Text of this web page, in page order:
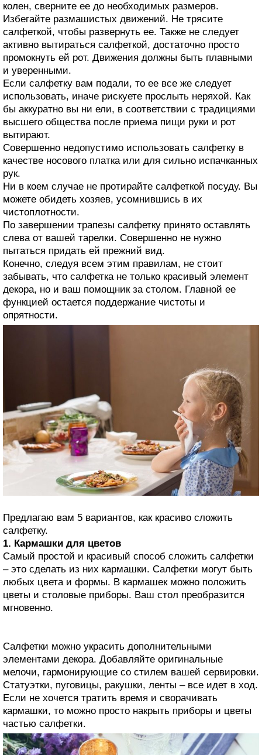
колен, сверните ее до необходимых размеров.
Избегайте размашистых движений. Не трясите
салфеткой, чтобы развернуть ее. Также не следует
активно вытираться салфеткой, достаточно просто
промокнуть ей рот. Движения должны быть плавными
и уверенными.
Если салфетку вам подали, то ее все же следует
использовать, иначе рискуете прослыть неряхой. Как
бы аккуратно вы ни ели, в соответствии с традициями
высшего общества после приема пищи руки и рот
вытирают.
Совершенно недопустимо использовать салфетку в
качестве носового платка или для сильно испачканных
рук.
Ни в коем случае не протирайте салфеткой посуду. Вы
можете обидеть хозяев, усомнившись в их
чистоплотности.
По завершении трапезы салфетку принято оставлять
слева от вашей тарелки. Совершенно не нужно
пытаться придать ей прежний вид.
Конечно, следуя всем этим правилам, не стоит
забывать, что салфетка не только красивый элемент
декора, но и ваш помощник за столом. Главной ее
функцией остается поддержание чистоты и
опрятности.
Предлагаю вам 5 вариантов, как красиво сложить
салфетку.
1. Кармашки для цветов
Самый простой и красивый способ сложить салфетки
– это сделать из них кармашки. Салфетки могут быть
любых цвета и формы. В кармашек можно положить
цветы и столовые приборы. Ваш стол преобразится
мгновенно.
Салфетки можно украсить дополнительными
элементами декора. Добавляйте оригинальные
мелочи, гармонирующие со стилем вашей сервировки.
Статуэтки, пуговицы, ракушки, ленты – все идет в ход.
Если не хочется тратить время и сворачивать
кармашки, то можно просто накрыть приборы и цветы
частью салфетки.